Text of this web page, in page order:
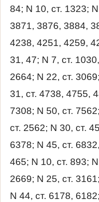
84; N 10, ст. 1323;
3871, 3876, 3884,
4238, 4251, 4259,
31, 47; N 7, ст.
2664; N 22, ст.
31, ст. 4738, 4755,
7308; N 50, ст.
ст. 2562; N 30, ст.
6378; N 45, ст.
465; N 10, ст. 893;
2669; N 25, ст.
N 44, ст. 6178,